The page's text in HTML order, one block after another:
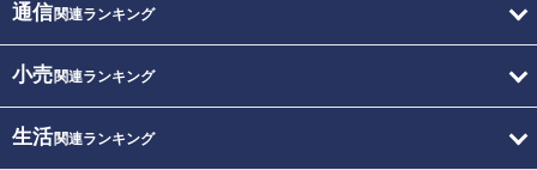
通信関連ランキング
小売関連ランキング
生活関連ランキング